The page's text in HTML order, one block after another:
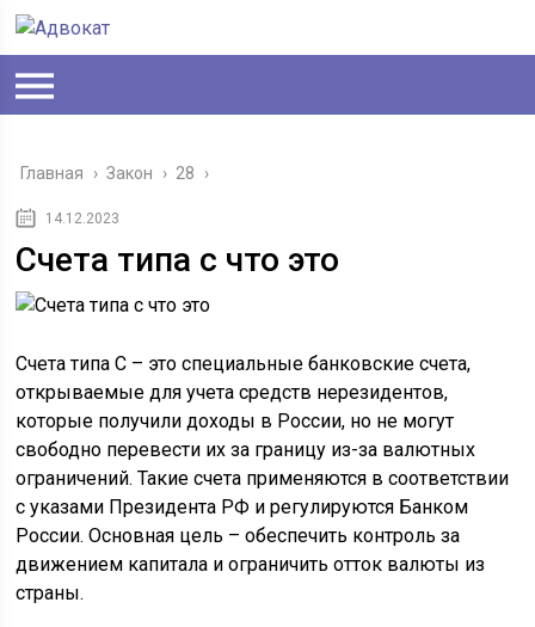
Главная › Закон › 28 ›
14.12.2023
Счета типа с что это
Счета типа С – это специальные банковские счета,
открываемые для учета средств нерезидентов,
которые получили доходы в России, но не могут
свободно перевести их за границу из-за валютных
ограничений. Такие счета применяются в соответствии
с указами Президента РФ и регулируются Банком
России. Основная цель – обеспечить контроль за
движением капитала и ограничить отток валюты из
страны.